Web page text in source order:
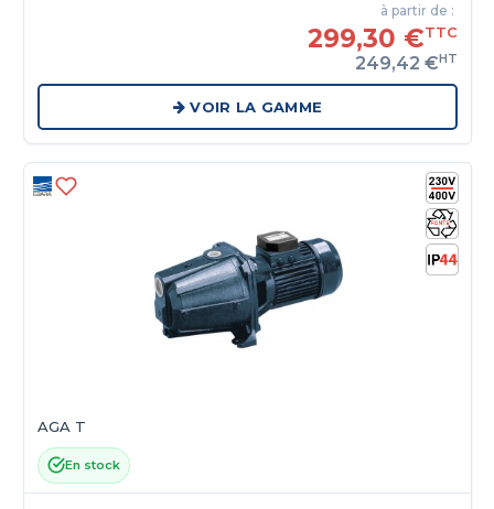
à partir de :
299,30 €TTC
249,42 €HT
VOIR LA GAMME
AGA T
En stock